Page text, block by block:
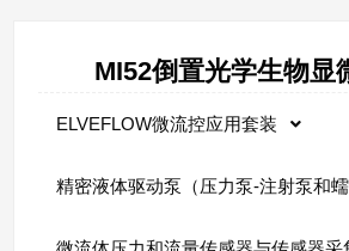
MI52倒置光学生物显
ELVEFLOW微流控应用套装
精密液体驱动泵（压力泵-注射泵和蠕